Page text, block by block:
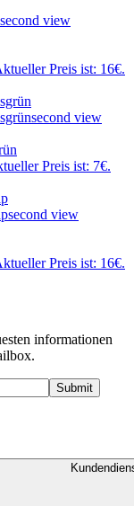
Preis ist: 16€.
Preis ist: 7€.
Preis ist: 16€.
informationen